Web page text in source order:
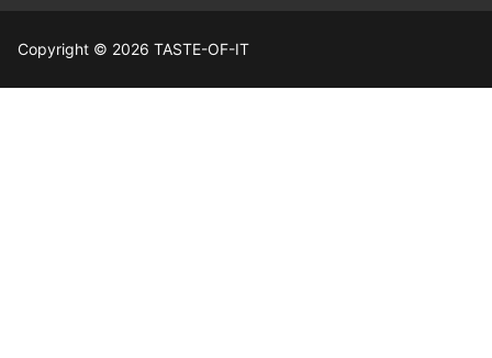
Copyright © 2026 TASTE-OF-IT